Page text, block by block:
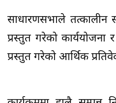
साधारणसभाले तत्कालीन
प्रस्तुत गरेको कार्ययोजना
प्रस्तुत गरेको आर्थिक